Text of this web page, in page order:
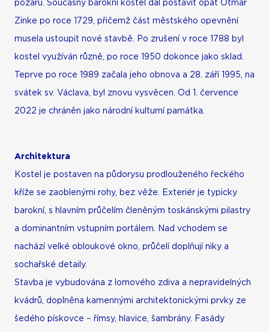
požáru. Současný barokní kostel dal postavit opat Otmar
Zinke po roce 1729, přičemž část městského opevnění
musela ustoupit nové stavbě. Po zrušení v roce 1788 byl
kostel využíván různě, po roce 1950 dokonce jako sklad.
Teprve po roce 1989 začala jeho obnova a 28. září 1995, na
svátek sv. Václava, byl znovu vysvěcen. Od 1. července
2022 je chráněn jako národní kulturní památka.
Architektura
Kostel je postaven na půdorysu prodlouženého řeckého
kříže se zaoblenými rohy, bez věže. Exteriér je typicky
barokní, s hlavním průčelím členěným toskánskými pilastry
a dominantním vstupním portálem. Nad vchodem se
nachází velké obloukové okno, průčelí doplňují niky a
sochařské detaily.
Stavba je vybudována z lomového zdiva a nepravidelných
kvádrů, doplněna kamennými architektonickými prvky ze
šedého pískovce – římsy, hlavice, šambrány. Fasády